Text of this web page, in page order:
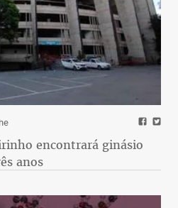
encontrará ginásio
anos